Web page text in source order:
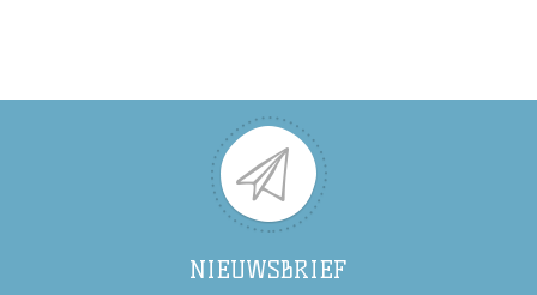
NIEUWSBRIEF